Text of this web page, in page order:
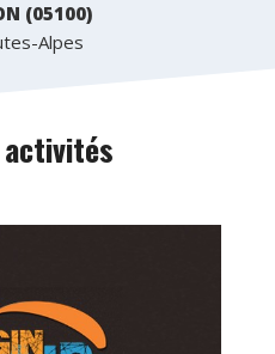
(05100)
Alpes